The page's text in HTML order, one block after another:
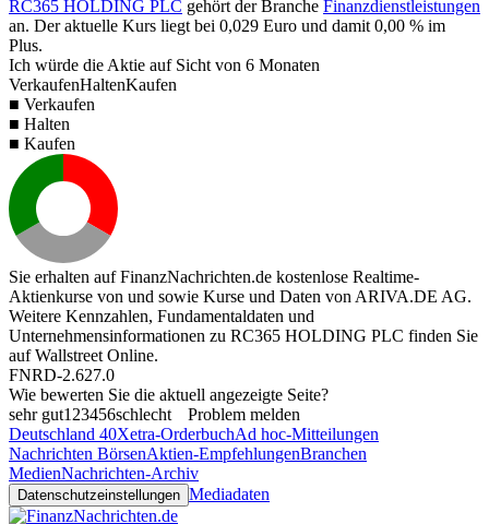
RC365 HOLDING PLC gehört der Branche Finanzdienstleistungen
an. Der aktuelle Kurs liegt bei 0,029 Euro und damit 0,00 % im
Plus.
Ich würde die Aktie auf Sicht von 6 Monaten
VerkaufenHaltenKaufen
■ Verkaufen
■ Halten
■ Kaufen
Sie erhalten auf FinanzNachrichten.de kostenlose Realtime-
Aktienkurse von und sowie Kurse und Daten von ARIVA.DE AG.
Weitere Kennzahlen, Fundamentaldaten und
Unternehmensinformationen zu RC365 HOLDING PLC finden Sie
aufWallstreet Online.
FNRD-2.627.0
Wie bewerten Sie die aktuell angezeigte Seite?
sehr gut1 23456schlecht
Problem melden
Deutschland 40Xetra-OrderbuchAd hoc-Mitteilungen
Nachrichten BörsenAktien-EmpfehlungenBranchen
MedienNachrichten-Archiv
Datenschutzeinstellungen Mediadaten